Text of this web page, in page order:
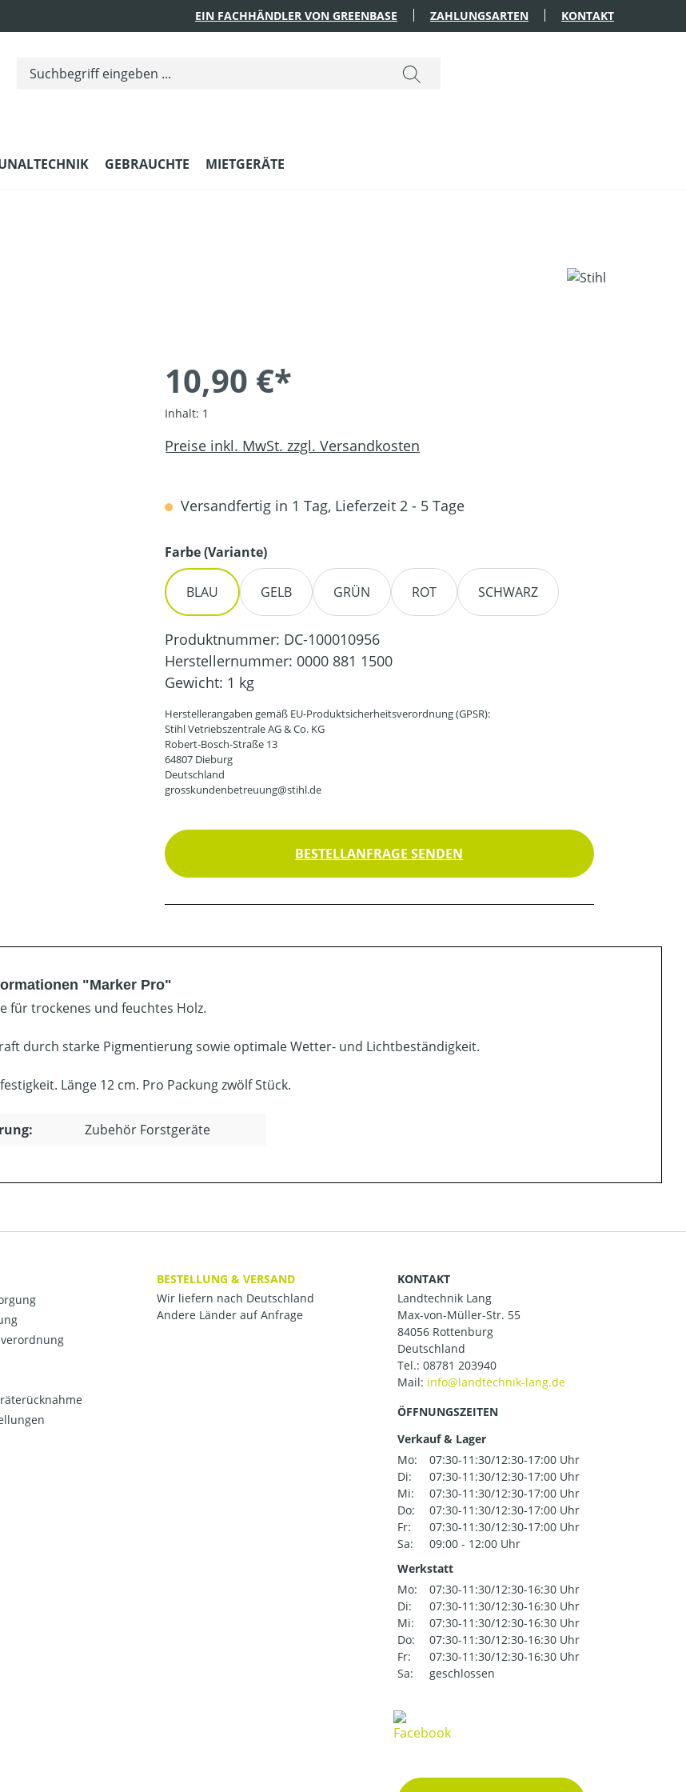
EIN FACHHÄNDLER VON GREENBASE ZAHLUNGSARTEN KONTAKT
GEBRAUCHTE MIETGERÄTE
10,90 €*
Inhalt: 1
Preise inkl. MwSt. zzgl. Versandkosten
Versandfertig in 1 Tag, Lieferzeit 2 - 5 Tage
Farbe (Variante)auswählen
BLAU GELB GRÜN ROT SCHWARZ
Produktnummer: DC-100010956
Herstellernummer: 0000 881 1500
Gewicht: 1 kg
Herstellerangaben gemäß EU-Produktsicherheitsverordnung (GPSR):
Stihl Vetriebszentrale AG & Co. KG
Robert-Bosch-Straße 13
64807 Dieburg
Deutschland
grosskundenbetreuung@stihl.de
BESTELLANFRAGE SENDEN
"Marker Pro"
für trockenes und feuchtes Holz.
durch starke Pigmentierung sowie optimale Wetter- und Lichtbeständigkeit.
Länge 12 cm. Pro Packung zwölf Stück.
Zubehör Forstgeräte
BESTELLUNG & VERSAND
Wir liefern nach Deutschland
Andere Länder auf Anfrage
KONTAKT
Landtechnik Lang
Max-von-Müller-Str. 55
84056 Rottenburg
Deutschland
Tel.: 08781 203940
Mail:
ÖFFNUNGSZEITEN
Verkauf & Lager
Mo:
07:30-11:30/12:30-17:00 Uhr
Di:
07:30-11:30/12:30-17:00 Uhr
Mi:
07:30-11:30/12:30-17:00 Uhr
Do:
07:30-11:30/12:30-17:00 Uhr
Fr:
07:30-11:30/12:30-17:00 Uhr
Sa:
09:00 - 12:00 Uhr
Werkstatt
Mo:
07:30-11:30/12:30-16:30 Uhr
Di:
07:30-11:30/12:30-16:30 Uhr
Mi:
07:30-11:30/12:30-16:30 Uhr
Do:
07:30-11:30/12:30-16:30 Uhr
Fr:
07:30-11:30/12:30-16:30 Uhr
Sa:
geschlossen